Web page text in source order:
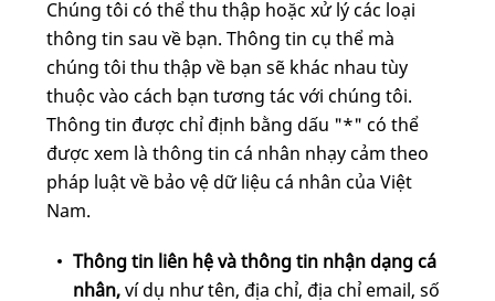
Chúng tôi có thể thu thập hoặc xử lý các loại
thông tin sau về bạn. Thông tin cụ thể mà
chúng tôi thu thập về bạn sẽ khác nhau tùy
thuộc vào cách bạn tương tác với chúng tôi.
Thông tin được chỉ định bằng dấu "*" có thể
được xem là thông tin cá nhân nhạy cảm theo
pháp luật về bảo vệ dữ liệu cá nhân của Việt
Nam.
Thông tin liên hệ và thông tin nhận dạng cá
nhân,ví dụ như tên, địa chỉ, địa chỉ email, số